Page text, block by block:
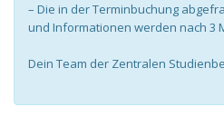
– Die in der Terminbuchung
und Informationen werden nach 3
Dein Team der Zentralen